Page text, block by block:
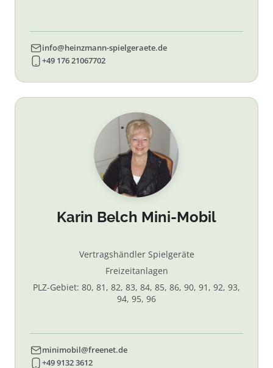
info@heinzmann-spielgeraete.de
+49 176 21067702
Karin Belch Mini-Mobil
Vertragshändler Spielgeräte
Freizeitanlagen
PLZ-Gebiet: 80, 81, 82, 83, 84, 85, 86, 90, 91, 92, 93,
94, 95, 96
minimobil@freenet.de
+49 9132 3612